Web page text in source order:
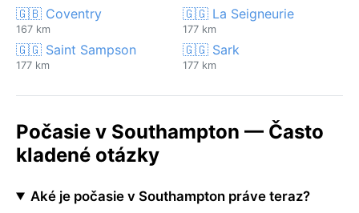
🇬🇧 Coventry
167 km
🇬🇬 La Seigneurie
177 km
🇬🇬 Saint Sampson
177 km
🇬🇬 Sark
177 km
Počasie v Southampton — Často
kladené otázky
Aké je počasie v Southampton práve teraz?